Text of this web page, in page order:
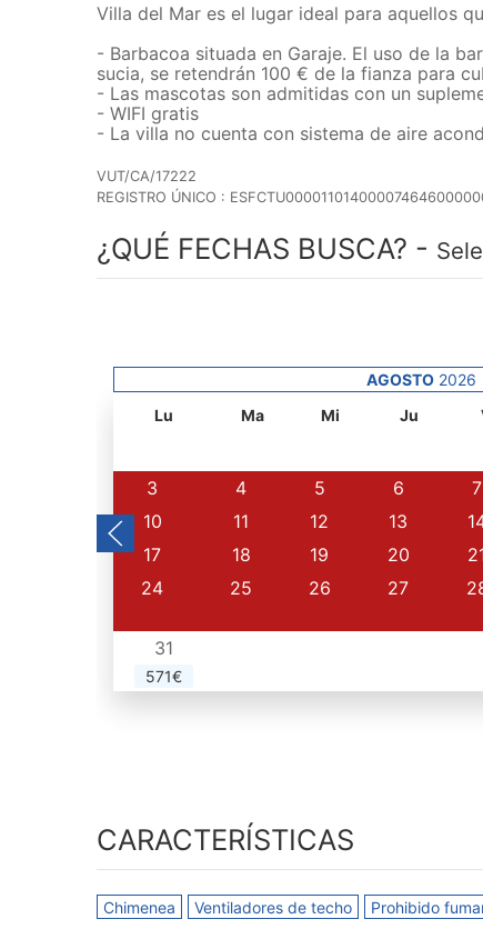
Villa del Mar es el lugar ideal para aquellos
- Barbacoa situada en Garaje. El uso de la
sucia, se retendrán 100 € de la fianza para
- Las mascotas son admitidas con un
- WIFI gratis
- La villa no cuenta con sistema de aire
VUT/CA/17222
REGISTRO ÚNICO :
¿QUÉ FECHAS BUSCA? -
AGOSTO 2026
Lu
Ma Mi Ju
3
4 5 6 7
10
11 12 13
17
18 19 20
24
25 26 27
31
571€
CARACTERÍSTICAS
Chimenea Ventiladores de techo Prohibido